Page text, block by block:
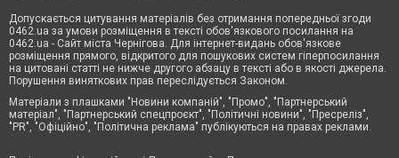
Допускається цитування матеріалів без отримання попередньої згоди
0462.ua за умови розміщення в тексті обов'язкового посилання на
0462.ua - Сайт міста Чернігова. Для інтернет-видань обов'язкове
розміщення прямого, відкритого для пошукових систем гіперпосилання
на цитовані статті не нижче другого абзацу в тексті або в якості джерела.
Порушення виняткових прав переслідується Законом.
Матеріали з плашками "Новини компаній", "Промо", "Партнерський
матеріал", "Партнерський спецпроєкт", "Політичні новини", "Пресреліз",
"PR", "Офіційно", "Політична реклама" публікуються на правах реклами.